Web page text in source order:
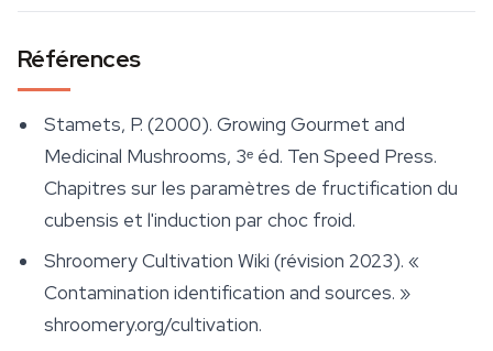
Références
Stamets, P. (2000). Growing Gourmet and
Medicinal Mushrooms, 3ᵉ éd. Ten Speed Press.
Chapitres sur les paramètres de fructification du
cubensis et l'induction par choc froid.
Shroomery Cultivation Wiki (révision 2023). «
Contamination identification and sources. »
shroomery.org/cultivation.